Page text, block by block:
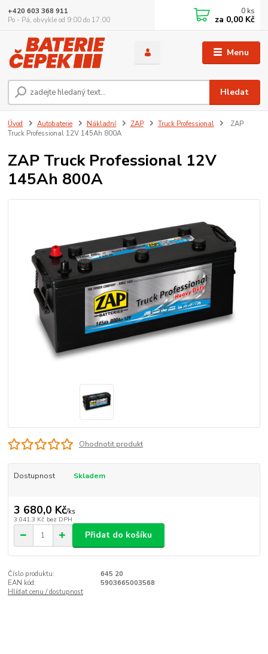
Menu
Hledat
+420 603 368 911
Po - Pá, obvykle od 9:00 do 17:00
0 ks
za 0,00 Kč
Úvod Autobaterie Nákladní ZAP Truck Professional
ZAP
Truck Professional 12V 145Ah 800A
ZAP Truck Professional 12V
145Ah 800A
Ohodnotit produkt
Dostupnost Skladem
3 680,0 Kč/ks
3 041,3 Kč bez DPH
Přidat do košíku
Číslo produktu:
645 20
EAN kód:
5903665003568
Hlídat cenu / dostupnost